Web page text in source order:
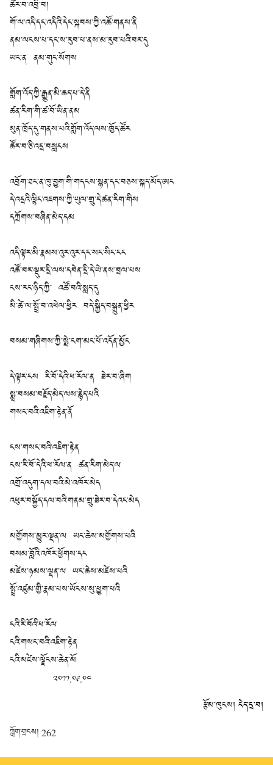
ཚོར་བ་འབྲི་བ།
གོ་ལ་འདི་དང་འདིའི་དེང་སྐབས་ཀྱི་འཚོ་གནས་ནི
ནམ་ལངས་པ་དང་ས་རུབ་པ་ནས་མ་རུབ་པའི་བར་དུ
ཡང་ན ནམ་གུང་སོགས
གློག་འོད་ཀྱི་རྒྱུན་མི་ཆད་པ་དེ་ནི
ཚན་རིག་གི་ཚ་བོ་ཡིན་ནམ
མུན་ཁྲོད་དུ་གནས་པའི་གློག་འོད་ལས་ཁྱོད་ཚོར
ཚོར་བ་ཅི་འདྲ་བསླངས
འབྲོག་ཐང་ན་ཁུ་བྱུག་གི་གདངས་སྙན་དང་བཅས་སྐད་མོད་ཨང
དེ་འདྲའི་ལྷིང་འཇགས་ཀྱི་ཡུལ་གྲུ་དེ་ཚན་རིག་གིས
དཀྲོགས་བཞིན་མེད་དམ
འདི་ལྟར་མི་རྣམས་འུར་འུར་དང་སང་སིང་ངང
འཚོ་བར་ལྡུར་དྲི་ལས་དབེན་དྲི་དེ་ཡེ་ནས་བྲལ་པས
ངས་རང་ཉིད་ཀྱི་ འཚོ་བའི་སླད་དུ
མི་ཚེ་ལ་སྤྲོ་བ་འཕེལ་ཕྱིར བདེ་སྐྱིད་བསྐྲུན་ཕྱིར
བསམ་གཞིགས་ཀྱི་སྨེ་ངག་མང་པོ་འདོན་མྱོང
དེ་ལྟར་ངས རི་བོ་དེའི་ཕ་རོལ་ན ཟེར་བ་ཞིག
སྨྲ་བསམ་བརྗོད་མེད་ལས་རྙེད་པའི
གསང་བའི་འཇིག་རྟེན་ནོ
ངས་གསང་བའི་འཇིག་རྟེན
ངས་རི་བོ་དེའི་ཕ་རོལ་ན ཚན་རིག་མེད་ལ
འགྲོ་འདུག་དལ་བའི་མེ་འཁོར་མེད
འཕུར་བསྐྱོད་དལ་བའི་གནམ་གྲུ་ཟེར་བ་དེའང་མེད
མགྱོགས་མྱུར་ལྡན་ལ ཡང་ཆེས་མགྱོགས་པའི
བསམ་བློའི་འཁོར་ཕྱོགས་དང
མཛེས་ཉམས་ལྡན་ལ ཡང་ཆེས་མཛེས་པའི
སྤྲོ་འཛུམ་གྱི་རྣམ་པས་ཡོངས་སུ་ཕྱུག་པའི
ངའི་རི་བོའི་ཕ་རོལ
ངའི་གསང་བའི་འཇིག་རྟེན
ངའི་མཛེས་ལྗོངས་ཆེན་མོ
༢༠༡༡.༠༩.༠༤
རྩོམ་ཁུངས། ངེད་དྲ་བ།
ཀློག་གྲངས། 262